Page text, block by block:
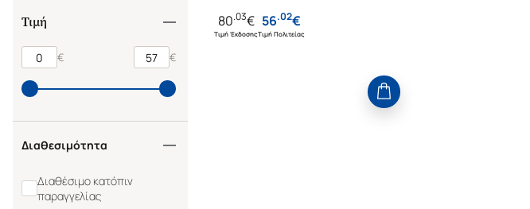
Τιμή
€ €
Διαθεσιμότητα
Διαθέσιμο κατόπιν
παραγγελίας
80.03€
Τιμή Έκδοσης
56.02€
Τιμή Πολιτείας